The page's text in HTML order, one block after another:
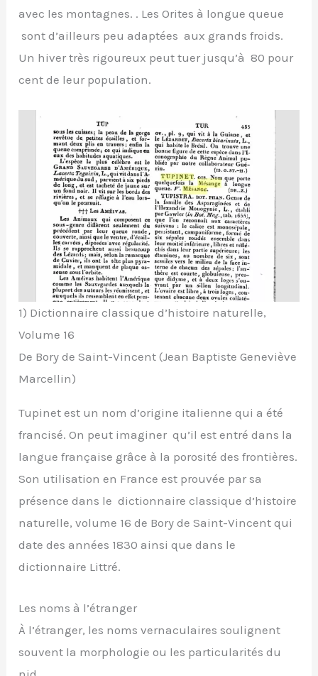
avec les montagnes. . Les Orites à longue queue
sont d’ailleurs peu adaptées aux grands froids.
Un hiver très rigoureux peut tuer jusqu’à 80 pour
cent de leur population.
1) Dictionnaire classique d’histoire naturelle,
Volume 16
De Bory de Saint-Vincent (Jean Baptiste Geneviève
Marcellin)
Tupinet est un nom d’origine italienne qui a été
francisé. On peut imaginer qu’il est entré dans la
langue française grâce à la porosité des frontières.
Son utilisation en France est prouvée par sa
présence dans le dictionnaire classique d’histoire
naturelle, volume 16 de Bory de Saint-Vincent qui
date des années 1830 ainsi que dans le
dictionnaire Littré.
Les noms à l’étranger
À l’étranger, les noms vernaculaires soulignent
souvent la morphologie ou les particularités du